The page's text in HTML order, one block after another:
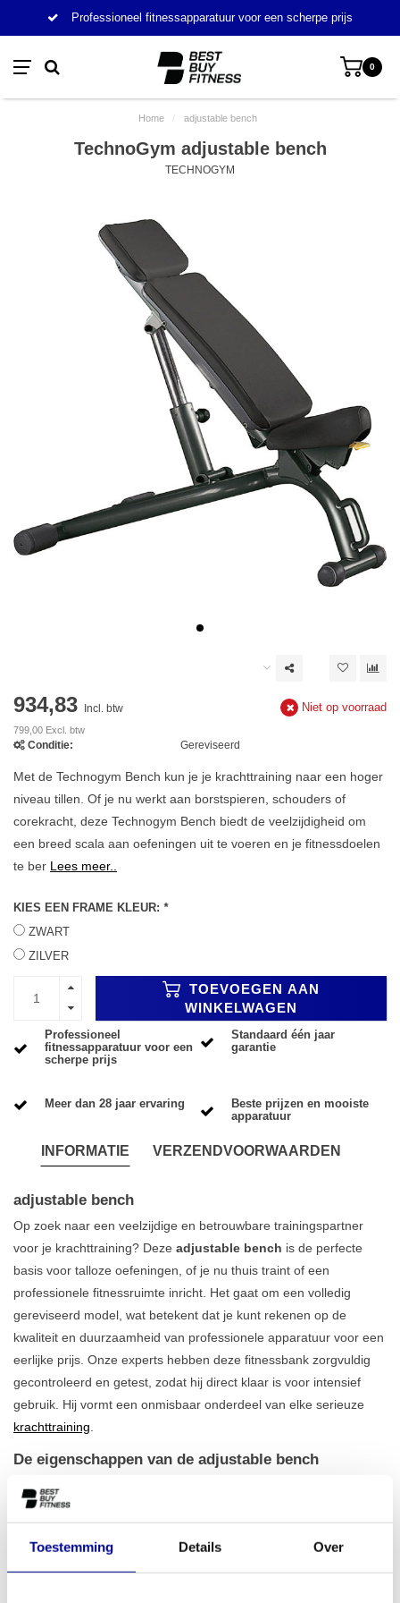
Toestemming Details Over
Professioneel fitnessapparatuur voor een scherpe prijs
0
Home / adjustable bench
TechnoGym adjustable bench
TECHNOGYM
934,83 Incl. btw
799,00 Excl. btw
Niet op voorraad
Conditie: Gereviseerd
Met de Technogym Bench kun je je krachttraining naar een hoger
niveau tillen. Of je nu werkt aan borstspieren, schouders of
corekracht, deze Technogym Bench biedt de veelzijdigheid om
een breed scala aan oefeningen uit te voeren en je fitnessdoelen
te ber Lees meer..
KIES EEN FRAME KLEUR: *
ZWART
ZILVER
TOEVOEGEN AAN
WINKELWAGEN
Professioneel
fitnessapparatuur voor een
scherpe prijs
Standaard één jaar
garantie
Meer dan 28 jaar ervaring
Beste prijzen en mooiste
apparatuur
INFORMATIE VERZENDVOORWAARDEN
adjustable bench
Op zoek naar een veelzijdige en betrouwbare trainingspartner
voor je krachttraining? Deze adjustable bench is de perfecte
basis voor talloze oefeningen, of je nu thuis traint of een
professionele fitnessruimte inricht. Het gaat om een volledig
gereviseerd model, wat betekent dat je kunt rekenen op de
kwaliteit en duurzaamheid van professionele apparatuur voor een
eerlijke prijs. Onze experts hebben deze fitnessbank zorgvuldig
gecontroleerd en getest, zodat hij direct klaar is voor intensief
gebruik. Hij vormt een onmisbaar onderdeel van elke serieuze
krachttraining
De eigenschappen van de adjustable bench
functionaliteit. De bank is ontworpen voor stabiliteit en comfort,
je oefeningen. Met een gewicht van 36 kg staat hij stevig op de
grond, zonder te wiebelen tijdens zware lifts. Dankzij de